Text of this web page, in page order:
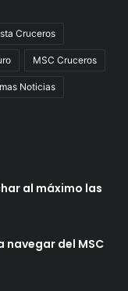
Cruceros
MSC Cruceros
Noticias
al máximo las
navegar del MSC